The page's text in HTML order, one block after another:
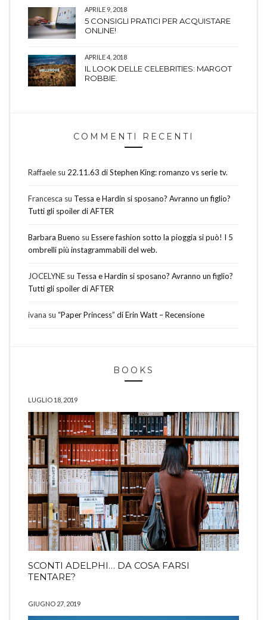
APRILE 9, 2018
5 CONSIGLI PRATICI PER ACQUISTARE
ONLINE!
APRILE 4, 2018
IL LOOK DELLE CELEBRITIES: MARGOT
ROBBIE.
COMMENTI RECENTI
Raffaele su 22.11.63 di Stephen King: romanzo vs serie tv.
Francesca su Tessa e Hardin si sposano? Avranno un figlio?
Tutti gli spoiler di AFTER
Barbara Bueno su Essere fashion sotto la pioggia si può! I 5
ombrelli più instagrammabili del web.
JOCELYNE su Tessa e Hardin si sposano? Avranno un figlio?
Tutti gli spoiler di AFTER
ivana su “Paper Princess” di Erin Watt – Recensione
BOOKS
LUGLIO 18, 2019
SCONTI ADELPHI… DA COSA FARSI
TENTARE?
GIUGNO 27, 2019